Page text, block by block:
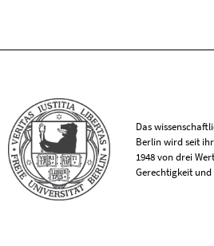
Das
Berlin wird seit
1948 von drei
Gerechtigkeit und